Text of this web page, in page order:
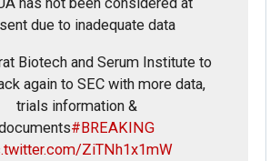
due to inadequate data
Biotech and Serum Institute to
again to SEC with more data,
trials information &
#BREAKING
ZiTNh1x1mW